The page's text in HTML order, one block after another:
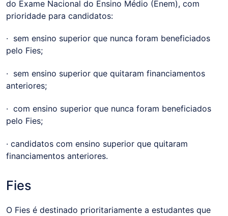
do Exame Nacional do Ensino Médio (Enem), com
prioridade para candidatos:
· sem ensino superior que nunca foram beneficiados
pelo Fies;
· sem ensino superior que quitaram financiamentos
anteriores;
· com ensino superior que nunca foram beneficiados
pelo Fies;
· candidatos com ensino superior que quitaram
financiamentos anteriores.
Fies
O Fies é destinado prioritariamente a estudantes que